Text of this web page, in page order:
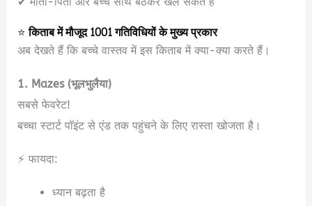
⭐किताब में मौजूद 1001 गतिविधियों के मुख्य प्रकार
अब देखते हैं कि बच्चे वास्तव में इस किताब में क्या-क्या करते हैं।
1. Mazes (भूलभुलैया)
सबसे फेवरेट!
बच्चा स्टार्ट पॉइंट से एंड तक पहुंचने के लिए रास्ता खोजता है।
⚡ फायदा:
ध्यान बढ़ता है